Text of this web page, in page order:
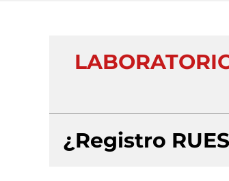
¿Registro